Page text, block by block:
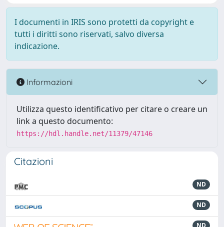
I documenti in IRIS sono protetti da copyright e
tutti i diritti sono riservati, salvo diversa
indicazione.
Informazioni
Utilizza questo identificativo per citare o creare un
link a questo documento:
https://hdl.handle.net/11379/47146
Citazioni
ND
ND